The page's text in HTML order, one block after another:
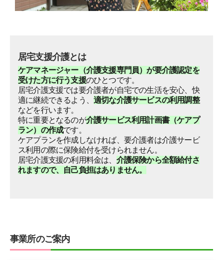
居宅支援介護とは
ケアマネージャー（介護支援専門員）が要介護認定を
受けた方に行う支援のひとつです。
居宅介護支援では要介護者が自宅での生活を安心、快
適に継続できるよう、 適切な介護サービスの利用調整
などを行います。
特に重要となるのが介護サービス利用計画書（ケアプ
ラン）の作成です。
ケアプランを作成しなければ、要介護者は介護サービ
ス利用の際に保険給付を受けられません。
居宅介護支援の利用料金は、 介護保険から全額給付さ
れますので、自己負担はありません。
事業所のご案内